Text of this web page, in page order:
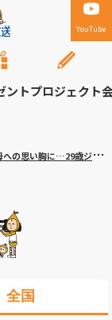
YouTube
ントプロジェクト
挙げMVP B1第3節・長崎ヴェルカが三河に快勝
全国